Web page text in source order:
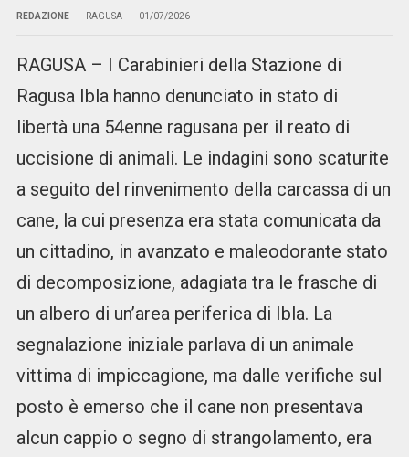
REDAZIONE RAGUSA 01/07/2026
RAGUSA – I Carabinieri della Stazione di
Ragusa Ibla hanno denunciato in stato di
libertà una 54enne ragusana per il reato di
uccisione di animali. Le indagini sono scaturite
a seguito del rinvenimento della carcassa di un
cane, la cui presenza era stata comunicata da
un cittadino, in avanzato e maleodorante stato
di decomposizione, adagiata tra le frasche di
un albero di un’area periferica di Ibla. La
segnalazione iniziale parlava di un animale
vittima di impiccagione, ma dalle verifiche sul
posto è emerso che il cane non presentava
alcun cappio o segno di strangolamento, era